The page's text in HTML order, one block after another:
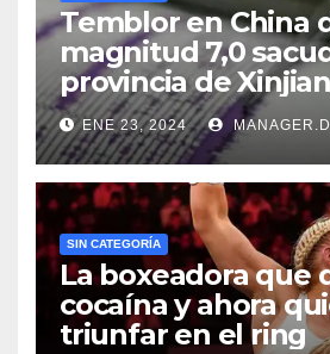
Temblor en China
magnitud 7,0
provincia de
ENE 23, 2024
SIN CATEGORÍA
La boxeadora que
cocaína y ahora
triunfar en el ring​